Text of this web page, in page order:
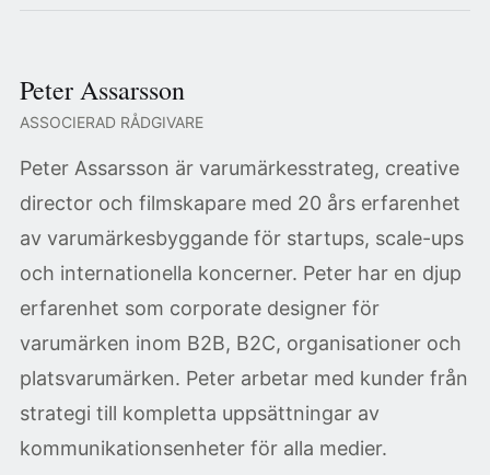
Peter Assarsson
ASSOCIERAD RÅDGIVARE
Peter Assarsson är varumärkesstrateg, creative
director och filmskapare med 20 års erfarenhet
av varumärkesbyggande för startups, scale-ups
och internationella koncerner. Peter har en djup
erfarenhet som corporate designer för
varumärken inom B2B, B2C, organisationer och
platsvarumärken. Peter arbetar med kunder från
strategi till kompletta uppsättningar av
kommunikationsenheter för alla medier.